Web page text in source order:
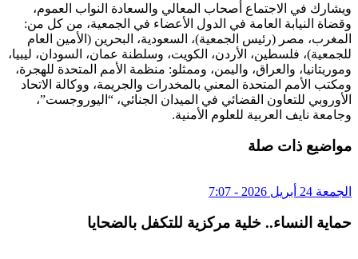
ويشارك في الاجتماع أصحاب المعالي والسعادة النواب العموم،
وقضاة النيابة العامة في الدول الأعضاء في الجمعية، من كل من:
المغرب، مصر (رئيس الجمعية)، السعودية، البحرين (الأمين العام
للجمعية)، فلسطين، الأردن، الكويت، وسلطنة عمان، السودان، ليبيا،
وموريتانيا، والعراق، واليمن، وممثلو: منظمة الأمم المتحدة للهجرة،
ومكتب الأمم المتحدة المعني بالمخدرات والجريمة، ووكالة الاتحاد
الأوروبي للتعاون القضائي في الميدان الجنائي، “اليوروجست”،
وجامعة نايف العربية للعلوم الأمنية.
مواضيع ذات صلة
الجمعة 24 أبريل 2026 - 7:07
حماية النساء.. خلية مركزية للتكفل بالضحايا